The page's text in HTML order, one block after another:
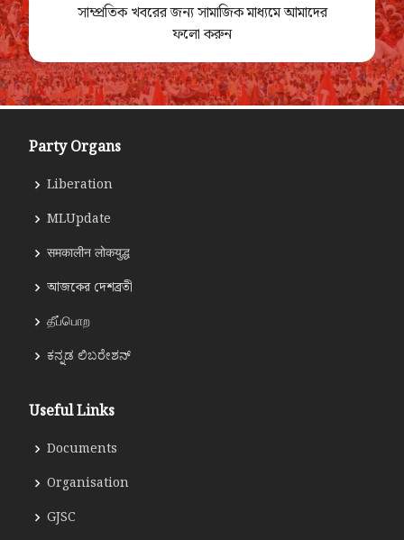
সাম্প্রতিক খবরের জন্য সামাজিক মাধ্যমে আমাদের
ফলো করুন
Party Organs
Liberation
MLUpdate
समकालीन लोकयुद्ध
আজকের দেশব্রতী
தீப்பொற
ಕನ್ನಡ ಲಿಬರೇಶನ್
Useful Links
Documents
Organisation
GJSC